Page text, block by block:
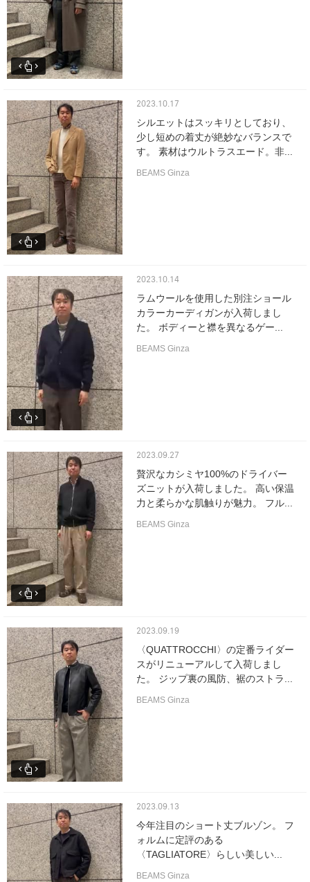
2023.10.17
シルエットはスッキリとしており、
少し短めの着丈が絶妙なバランスで
す。 素材はウルトラスエード。非...
BEAMS Ginza
2023.10.14
ラムウールを使用した別注ショール
カラーカーディガンが入荷しまし
た。 ボディーと襟を異なるゲー...
BEAMS Ginza
2023.09.27
贅沢なカシミヤ100%のドライバー
ズニットが入荷しました。 高い保温
力と柔らかな肌触りが魅力。 フル...
BEAMS Ginza
2023.09.19
〈QUATTROCCHI〉の定番ライダー
スがリニューアルして入荷しまし
た。 ジップ裏の風防、裾のストラ...
BEAMS Ginza
2023.09.13
今年注目のショート丈ブルゾン。 フ
ォルムに定評のある
〈TAGLIATORE〉らしい美しい...
BEAMS Ginza